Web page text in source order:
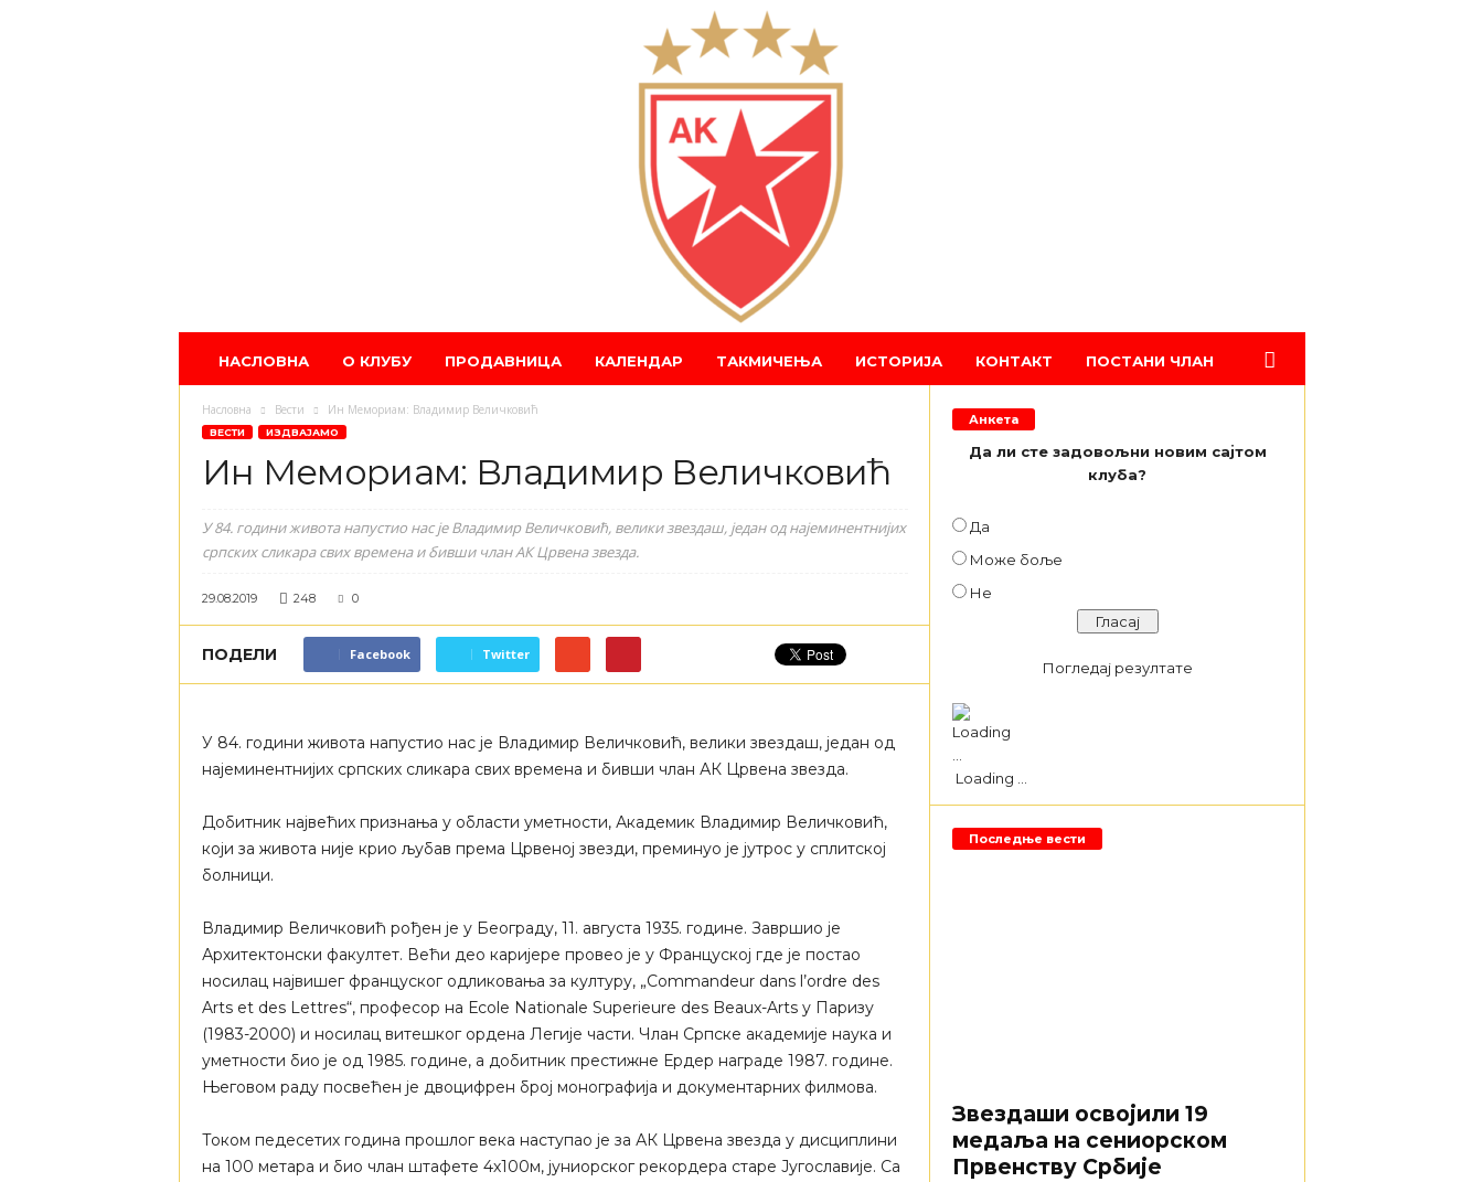
Црвена
звезда
НАСЛОВНА О КЛУБУ ПРОДАВНИЦА КАЛЕНДАР ТАКМИЧЕЊА ИСТОРИЈА КОНТАКТ ПОСТАНИ ЧЛАН
Насловна Вести Ин Мемориам: Владимир Величковић
ВЕСТИ ИЗДВАЈАМО
Ин Мемориам: Владимир Величковић
У 84. години живота напустио нас је Владимир Величковић, велики звездаш, један од најеминентнијих
српских сликара свих времена и бивши члан АК Црвена звезда.
29.08.2019 248 0
ПОДЕЛИ Facebook Twitter
У 84. години живота напустио нас је Владимир Величковић, велики звездаш, један од
најеминентнијих српских сликара свих времена и бивши члан АК Црвена звезда.
Добитник највећих признања у области уметности, Академик Владимир Величковић,
који за живота није крио љубав према Црвеној звезди, преминуо је јутрос у сплитској
болници.
Владимир Величковић рођен је у Београду, 11. августа 1935. године. Завршио је
Архитектонски факултет. Већи део каријере провео је у Француској где је постао
носилац највишег француског одликовања за културу, „Commandeur dans l’ordre des
Arts et des Lettres“, професор на Еcole Nationale Supеrieure des Beaux-Arts у Паризу
(1983-2000) и носилац витешког ордена Легије части. Члан Српске академије наука и
уметности био је од 1985. године, а добитник престижне Ердер награде 1987. године.
Његовом раду посвећен је двоцифрен број монографија и документарних филмова.
Током педесетих година прошлог века наступао је за АК Црвена звезда у дисциплини
на 100 метара и био члан штафете 4х100м, јуниорског рекордера старе Југославије. Са
Анкета
Да ли сте задовољни новим сајтом
клуба?
Да
Може боље
Не
Погледај резултате
Loading ...
Последње вести
Звездаши освојили 19
медаља на сениорском
Првенству Србије